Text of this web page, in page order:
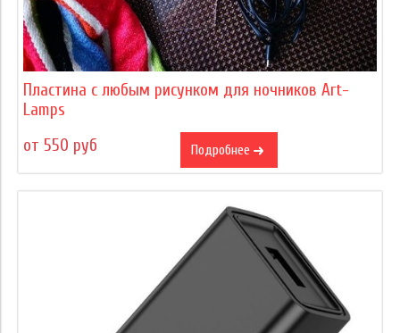
Пластина с любым рисунком для ночников Art-
Lamps
от 550 руб
Подробнее